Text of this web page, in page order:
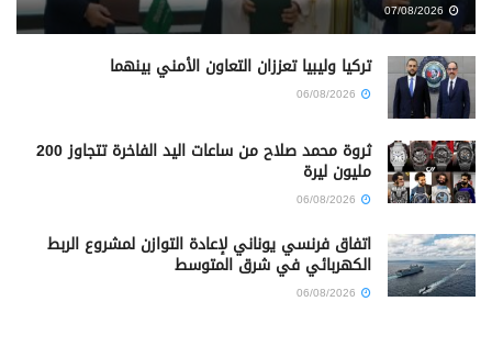
تركيا وليبيا تعززان التعاون الأمني بينهما
ثروة محمد صلاح من ساعات اليد الفاخرة تتجاوز 200
مليون ليرة
اتفاق فرنسي يوناني لإعادة التوازن لمشروع الربط
الكهربائي في شرق المتوسط